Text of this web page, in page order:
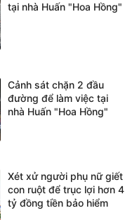
tại nhà Huấn "Hoa Hồng"
Cảnh sát chặn 2 đầu
đường để làm việc tại
nhà Huấn "Hoa Hồng"
Xét xử người phụ nữ giết
con ruột để trục lợi hơn 4
tỷ đồng tiền bảo hiểm